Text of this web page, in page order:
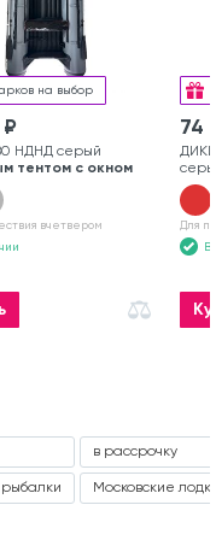
на выбор
₽
НДНД серый
тентом с окном
вчетвером
74
Для
В
в рассрочку
Московские